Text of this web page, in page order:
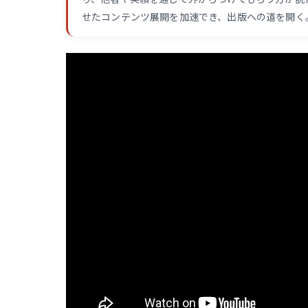
せたコンテンツ展開を加速でき、出版への道を開く